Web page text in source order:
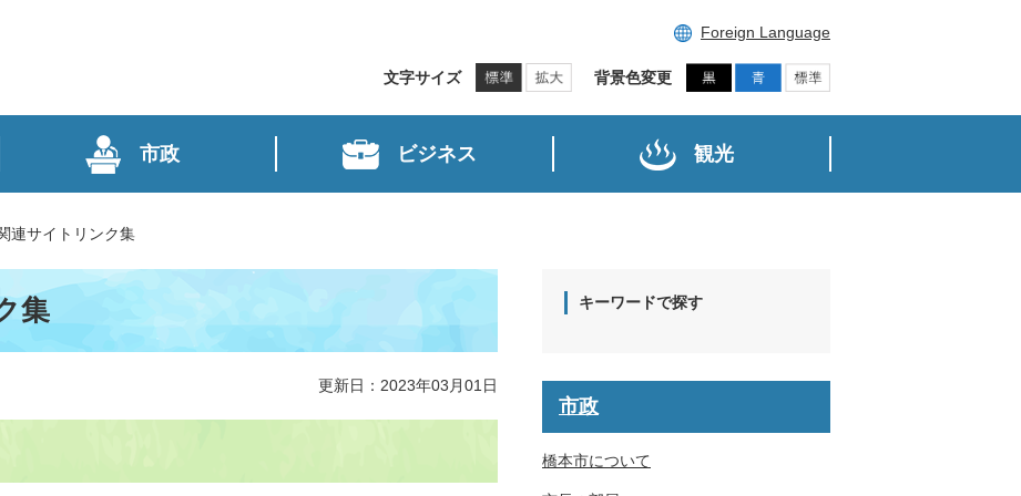
Foreign Language
文字サイズ 背景色変更
市政 ビジネス 観光
連サイトリンク集
集
更新日：2023年03月01日
キーワードで探す
市政
橋本市について